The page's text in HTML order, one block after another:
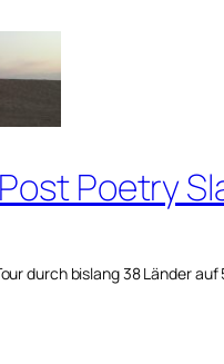
Poetry
durch bislang 38 Länder auf